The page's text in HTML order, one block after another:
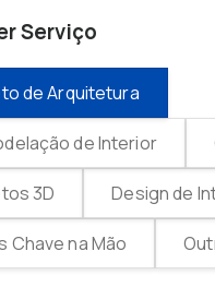
Serviço
de Arquitetura
de Interior
3D Design de
Chave na Mão